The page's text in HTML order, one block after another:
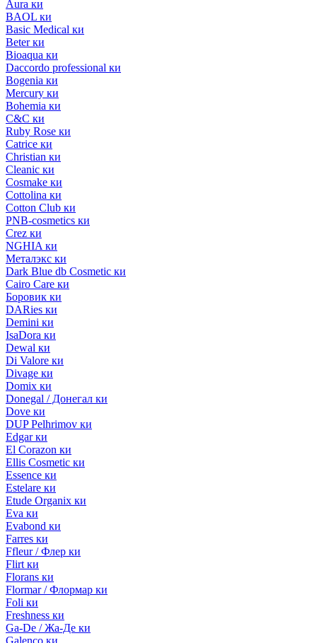
Aura ки
BAOL ки
Basic Medical ки
Beter ки
Bioaqua ки
Daccordo professional ки
Bogenia ки
Mercury ки
Bohemia ки
C&C ки
Ruby Rose ки
Catrice ки
Christian ки
Cleanic ки
Cosmake ки
Cottolina ки
Cotton Club ки
PNB-cosmetics ки
Crez ки
NGHIA ки
Металэкс ки
Dark Blue db Cosmetic ки
Cairo Care ки
Боровик ки
DARies ки
Demini ки
IsaDora ки
Dewal ки
Di Valore ки
Divage ки
Domix ки
Donegal / Донегал ки
Dove ки
DUP Pelhrimov ки
Edgar ки
El Corazon ки
Ellis Cosmetic ки
Essence ки
Estelare ки
Etude Organix ки
Eva ки
Evabond ки
Farres ки
Ffleur / Флер ки
Flirt ки
Florans ки
Flormar / Флормар ки
Foli ки
Freshness ки
Ga-De / Жа-Де ки
Galenco ки